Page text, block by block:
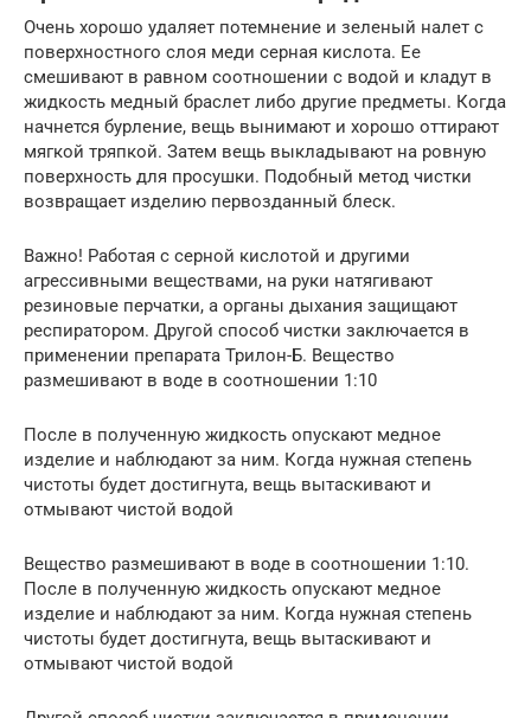
Очень хорошо удаляет потемнение и зеленый налет с
поверхностного слоя меди серная кислота. Ее
смешивают в равном соотношении с водой и кладут в
жидкость медный браслет либо другие предметы. Когда
начнется бурление, вещь вынимают и хорошо оттирают
мягкой тряпкой. Затем вещь выкладывают на ровную
поверхность для просушки. Подобный метод чистки
возвращает изделию первозданный блеск.
Важно! Работая с серной кислотой и другими
агрессивными веществами, на руки натягивают
резиновые перчатки, а органы дыхания защищают
респиратором. Другой способ чистки заключается в
применении препарата Трилон-Б. Вещество
размешивают в воде в соотношении 1:10
После в полученную жидкость опускают медное
изделие и наблюдают за ним. Когда нужная степень
чистоты будет достигнута, вещь вытаскивают и
отмывают чистой водой
Вещество размешивают в воде в соотношении 1:10.
После в полученную жидкость опускают медное
изделие и наблюдают за ним. Когда нужная степень
чистоты будет достигнута, вещь вытаскивают и
отмывают чистой водой